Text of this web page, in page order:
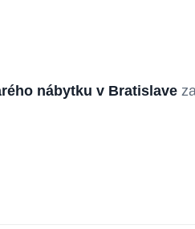
nábytku v Bratislave